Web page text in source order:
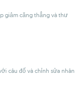
giảm căng thẳng và thư
câu đố và chỉnh sửa nhân